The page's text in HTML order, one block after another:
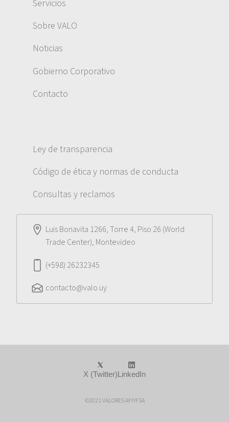
Servicios
Sobre VALO
Noticias
Gobierno Corporativo
Contacto
Ley de transparencia
Código de ética y normas de conducta
Consultas y reclamos
Luis Bonavita 1266, Torre 4, Piso 26 (World
Trade Center), Montevideo
(+598) 26232345
contacto@valo.uy
©2021 VALORES AFIYFSA
X (Twitter)LinkedIn